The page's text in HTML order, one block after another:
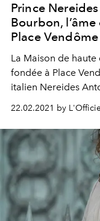
Prince
Bourbon,
Place Vendôme
La Maison de haute
fondée à Place
italien Nereides
le début de sa
l’art, à la beauté, à
penseur », il a
22.02.2021 by